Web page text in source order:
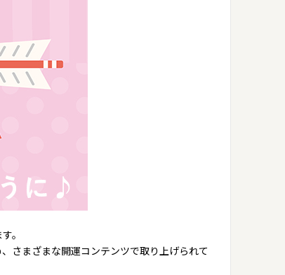
。
さまざまな開運コンテンツで取り上げられて